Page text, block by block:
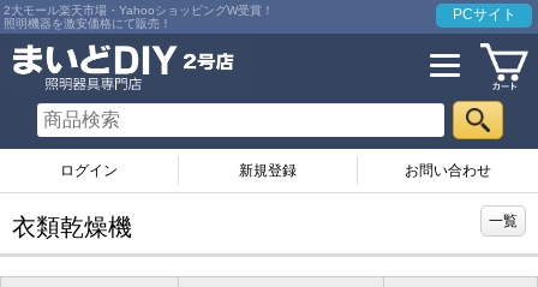
2大モール楽天市場・YahooショッピングW受賞！
照明機器を激安価格にて販売！
PCサイト
ログイン お問い合わせ
衣類乾燥機 一覧